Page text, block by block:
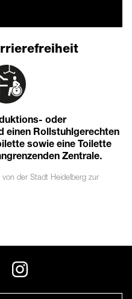
oder
einen Rollstuhlgerechten
sowie eine Toilette
Zentrale.
von der Stadt Heidelberg zur